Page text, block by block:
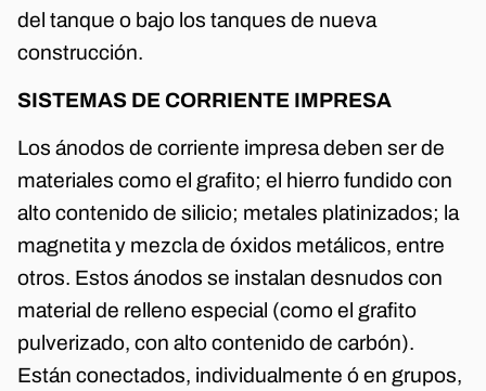
del tanque o bajo los tanques de nueva
construcción.
SISTEMAS DE CORRIENTE IMPRESA
Los ánodos de corriente impresa deben ser de
materiales como el grafito; el hierro fundido con
alto contenido de silicio; metales platinizados; la
magnetita y mezcla de óxidos metálicos, entre
otros. Estos ánodos se instalan desnudos con
material de relleno especial (como el grafito
pulverizado, con alto contenido de carbón).
Están conectados, individualmente ó en grupos,